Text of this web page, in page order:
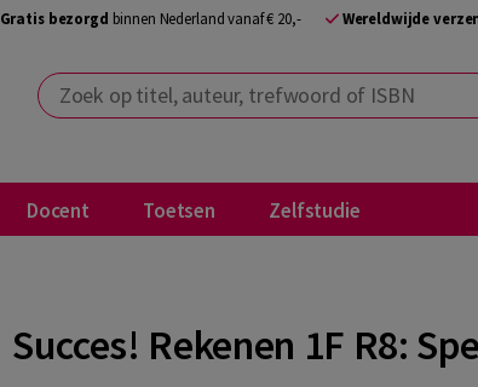
Gratis bezorgd binnen Nederland vanaf € 20,- Wereldwijde
Zoek op titel, auteur, trefwoord of ISBN
Docent Toetsen Zelfstudie
Succes! Rekenen 1F R8: